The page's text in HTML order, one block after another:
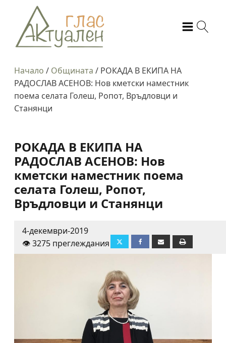
Начало / Общината / РОКАДА В ЕКИПА НА
РАДОСЛАВ АСЕНОВ: Нов кметски наместник
поема селата Голеш, Ропот, Връдловци и
Станянци
РОКАДА В ЕКИПА НА
РАДОСЛАВ АСЕНОВ: Нов
кметски наместник поема
селата Голеш, Ропот,
Връдловци и Станянци
4-декември-2019
👁️ 3275 преглеждания